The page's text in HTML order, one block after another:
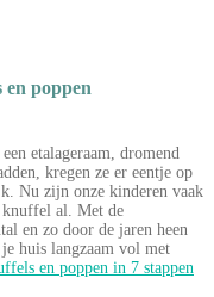
en poppen
etalageraam, dromend
kregen ze er eentje op
Nu zijn onze kinderen vaak
knuffel al. Met de
en zo door de jaren heen
huis langzaam vol met
en poppen in 7 stappen